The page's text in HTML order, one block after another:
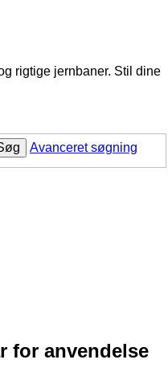
rigtige jernbaner. Stil dine
Avanceret søgning
for anvendelse